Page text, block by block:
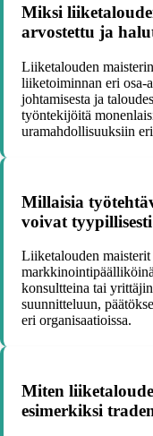
Miksi
arvostettu ja
Liiketalouden
liiketoiminnan eri osa-
johtamisesta ja
työntekijöitä
uramahdollisuuksiin
Millaisia
voivat
Liiketalouden
konsultteina tai
suunnitteluun,
eri organisaatioissa.
Miten
esimerkiksi